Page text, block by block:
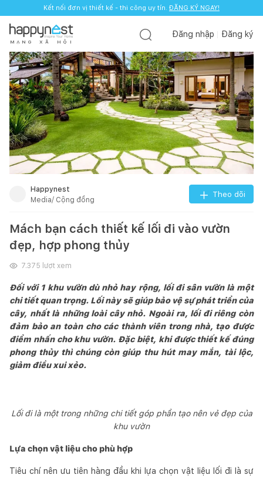
Kết nối đơn vị thiết kế - thi công uy tín. ĐĂNG KÝ NGAY!
M Ạ N G X Ã H Ộ I
Đăng nhập Đăng ký
Happynest
Media/ Cộng đồng
Theo dõi
Mách bạn cách thiết kế lối đi vào vườn
đẹp, hợp phong thủy
7.375 lượt xem
Đối với 1 khu vườn dù nhỏ hay rộng, lối đi sân vườn là một
chi tiết quan trọng. Lối này sẽ giúp bảo vệ sự phát triển của
cây, nhất là những loài cây nhỏ. Ngoài ra, lối đi riêng còn
đảm bảo an toàn cho các thành viên trong nhà, tạo được
điểm nhấn cho khu vườn. Đặc biệt, khi được thiết kế đúng
phong thủy thì chúng còn giúp thu hút may mắn, tài lộc,
giảm điều xui xẻo.
Lối đi là một trong những chi tiết góp phần tạo nên vẻ đẹp của
khu vườn
Lựa chọn vật liệu cho phù hợp
Tiêu chí nên ưu tiên hàng đầu khi lựa chọn vật liệu lối đi là sự